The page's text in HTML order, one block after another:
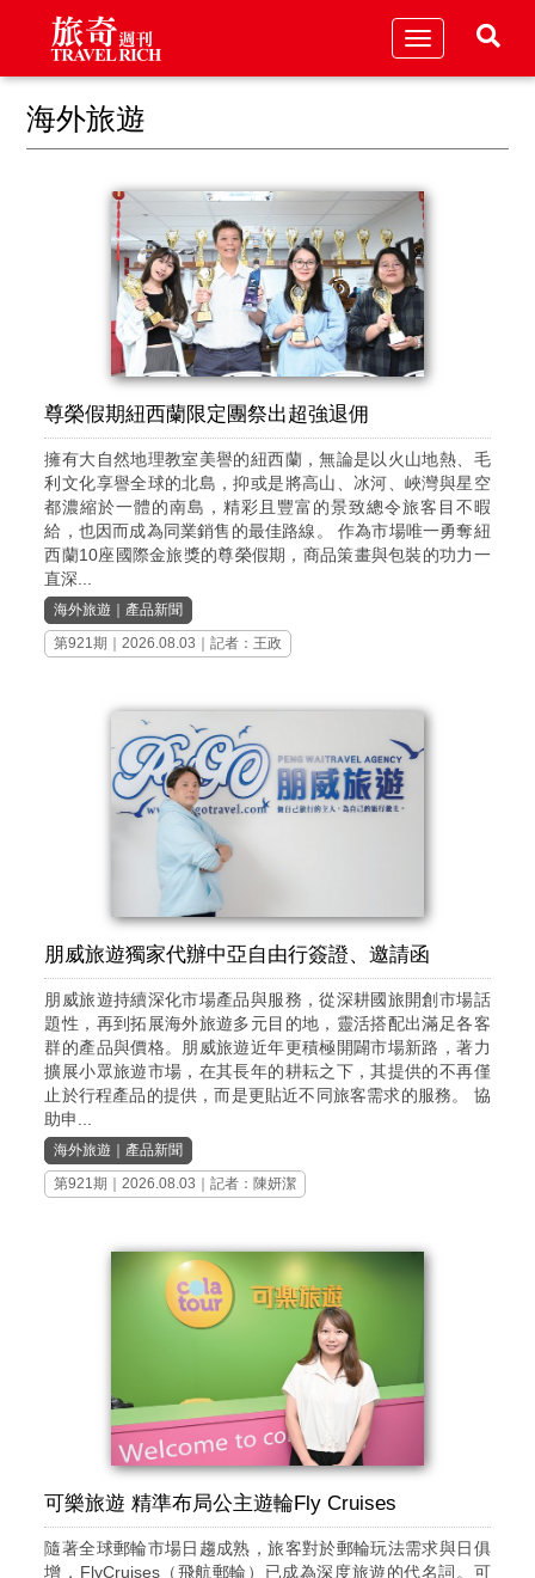
Toggle
海外旅遊
尊榮假期紐西蘭限定團祭出超強退佣
擁有大自然地理教室美譽的紐西蘭，無論是以火山地熱、毛
利文化享譽全球的北島，抑或是將高山、冰河、峽灣與星空
都濃縮於一體的南島，精彩且豐富的景致總令旅客目不暇
給，也因而成為同業銷售的最佳路線。 作為市場唯一勇奪紐
西蘭10座國際金旅獎的尊榮假期，商品策畫與包裝的功力一
直深...
海外旅遊 ｜ 產品新聞
第921期 ｜2026.08.03｜記者：王政
朋威旅遊獨家代辦中亞自由行簽證、邀請函
朋威旅遊持續深化市場產品與服務，從深耕國旅開創市場話
題性，再到拓展海外旅遊多元目的地，靈活搭配出滿足各客
群的產品與價格。朋威旅遊近年更積極開闢市場新路，著力
擴展小眾旅遊市場，在其長年的耕耘之下，其提供的不再僅
止於行程產品的提供，而是更貼近不同旅客需求的服務。 協
助申...
海外旅遊
產品新聞
第921期
｜2026.08.03｜記者：陳妍潔
可樂旅遊 精準布局公主遊輪Fly Cruises
隨著全球郵輪市場日趨成熟，旅客對於郵輪玩法需求與日俱
增，FlyCruises（飛航郵輪）已成為深度旅遊的代名詞。可